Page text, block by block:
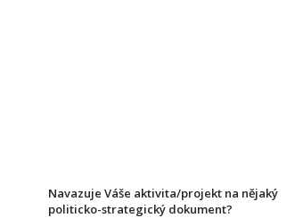
Navazuje Váše aktivita/projekt na nějaký
politicko-strategický dokument?